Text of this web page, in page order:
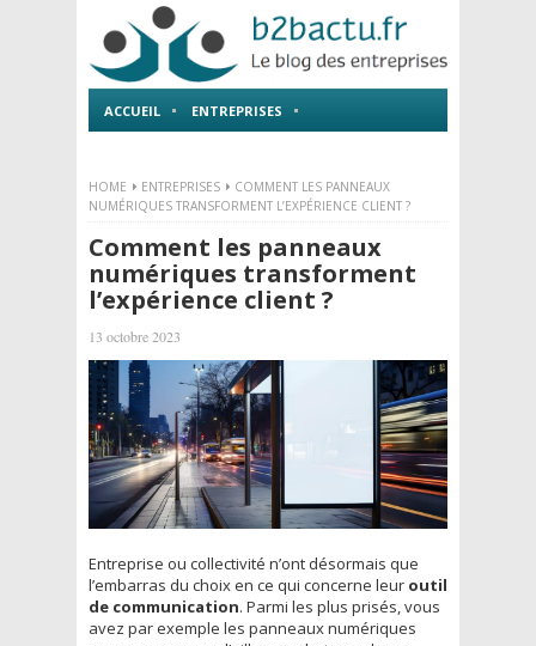
ACCUEIL ENTREPRISES
HOME ENTREPRISES
COMMENT LES PANNEAUX
NUMÉRIQUES TRANSFORMENT L’EXPÉRIENCE CLIENT ?
Comment les panneaux
numériques transforment
l’expérience client ?
13 octobre 2023
Entreprise ou collectivité n’ont désormais que
l’embarras du choix en ce qui concerne leur outil
de communication. Parmi les plus prisés, vous
avez par exemple les panneaux numériques